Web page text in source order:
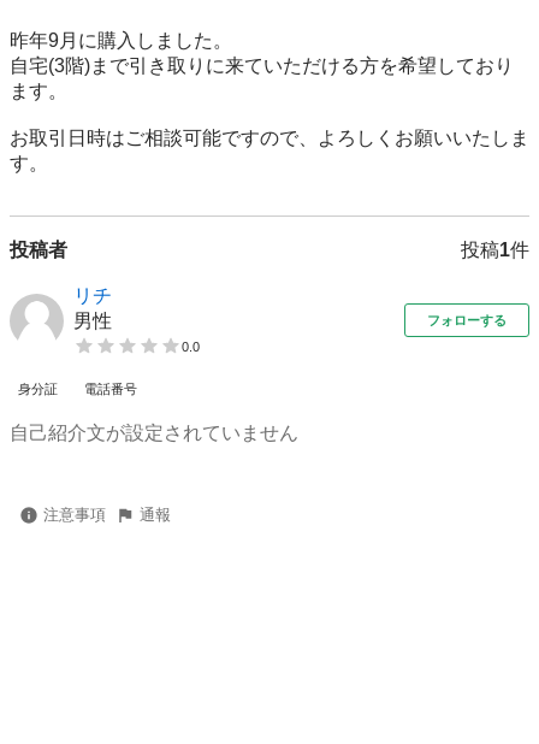
昨年9月に購入しました。
自宅(3階)まで引き取りに来ていただける方を希望しており
ます。
お取引日時はご相談可能ですので、よろしくお願いいたしま
す。
投稿者 投稿1件
リチ
男性
0.0
フォローする
身分証 電話番号
自己紹介文が設定されていません
注意事項 通報